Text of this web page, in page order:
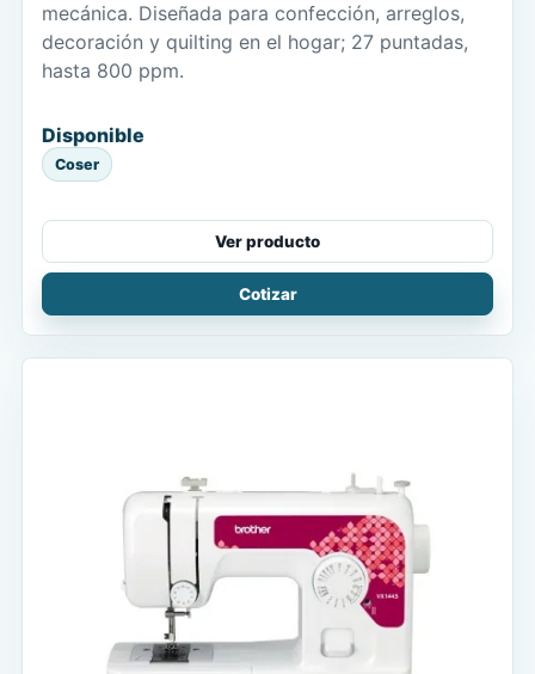
mecánica. Diseñada para confección, arreglos,
decoración y quilting en el hogar; 27 puntadas,
hasta 800 ppm.
Disponible
Coser
Ver producto
Cotizar